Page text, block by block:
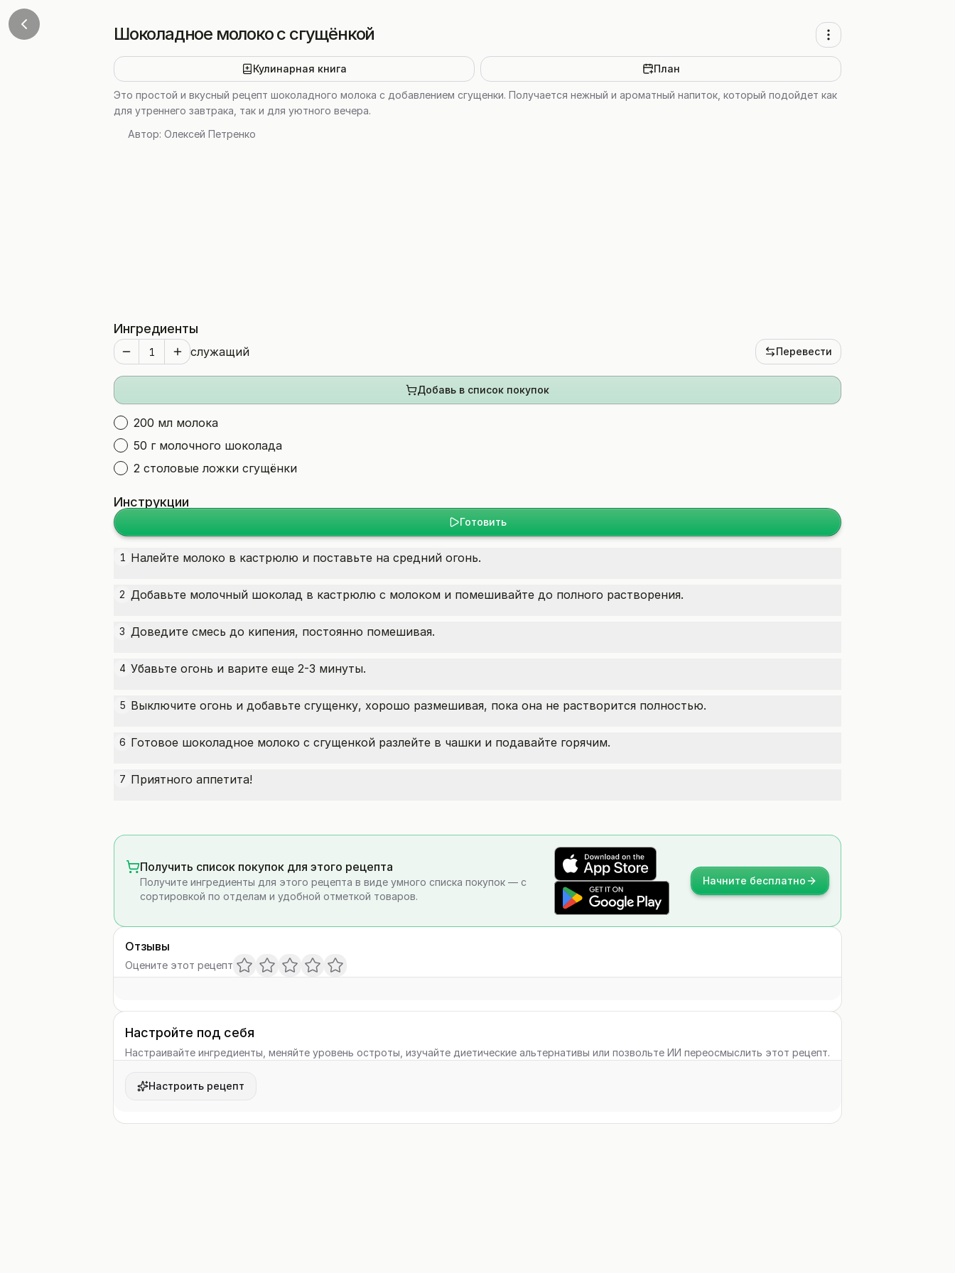
Шоколадное молоко с сгущёнкой
Кулинарная книга План
Это простой и вкусный рецепт шоколадного молока с добавлением сгущенки. Получается нежный и ароматный напиток, который подойдет как
для утреннего завтрака, так и для уютного вечера.
Автор: Олексей Петренко
Ингредиенты
служащий Перевести
Добавь в список покупок
200 мл молока
50 г молочного шоколада
2 столовые ложки сгущёнки
Инструкции
Готовить
1 Налейте молоко в кастрюлю и поставьте на средний огонь.
2 Добавьте молочный шоколад в кастрюлю с молоком и помешивайте до полного растворения.
3 Доведите смесь до кипения, постоянно помешивая.
4 Убавьте огонь и варите еще 2-3 минуты.
5 Выключите огонь и добавьте сгущенку, хорошо размешивая, пока она не растворится полностью.
6 Готовое шоколадное молоко с сгущенкой разлейте в чашки и подавайте горячим.
7 Приятного аппетита!
Получить список покупок для этого рецепта
Получите ингредиенты для этого рецепта в виде умного списка покупок — с
сортировкой по отделам и удобной отметкой товаров.
Начните бесплатно
Отзывы
Оцените этот рецепт
Настройте под себя
Настраивайте ингредиенты, меняйте уровень остроты, изучайте диетические альтернативы или позвольте ИИ переосмыслить этот рецепт.
Настроить рецепт